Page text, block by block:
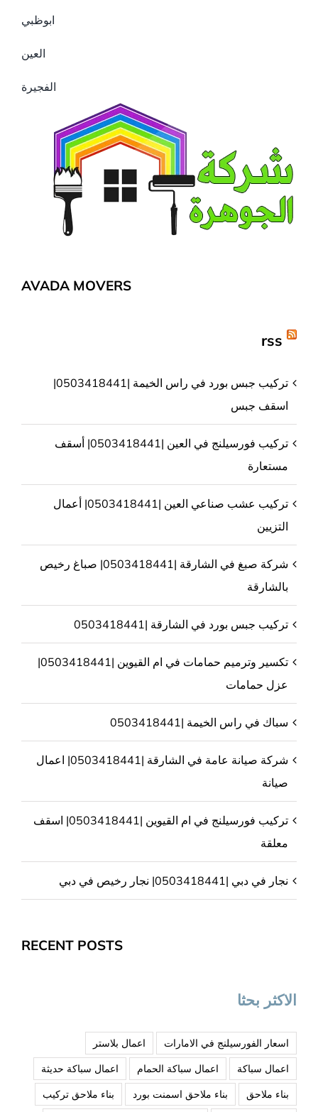
ابوظبي
العين
الفجيرة
AVADA MOVERS
rss
تركيب جبس بورد في راس الخيمة |0503418441|
اسقف جبس
تركيب فورسيلنج في العين |0503418441| أسقف
مستعارة
تركيب عشب صناعي العين |0503418441| أعمال
التزيين
شركة صبغ في الشارقة |0503418441| صباغ رخيص
بالشارقة
تركيب جبس بورد في الشارقة |0503418441
تكسير وترميم حمامات في ام القيوين |0503418441|
عزل حمامات
سباك في راس الخيمة |0503418441
شركة صيانة عامة في الشارقة |0503418441| اعمال
صيانة
تركيب فورسيلنج في ام القيوين |0503418441| اسقف
معلقة
نجار في دبي |0503418441| نجار رخيص في دبي
RECENT POSTS
الاكثر بحثا
اسعار الفورسيلنج في الامارات
اعمال بلاستر
اعمال سباكة
اعمال سباكة الحمام
اعمال سباكة حديثة
بناء ملاحق
بناء ملاحق اسمنت بورد
بناء ملاحق تركيب